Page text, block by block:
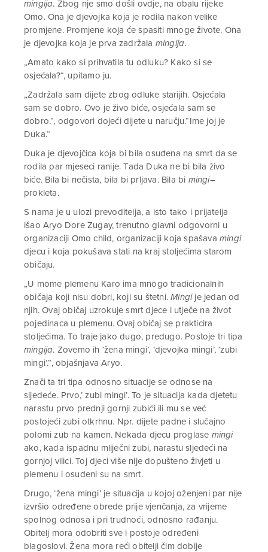
mingija. Zbog nje smo došli ovdje, na obalu rijeke
Omo. Ona je djevojka koja je rodila nakon velike
promjene. Promjene koja će spasiti mnoge živote. Ona
je djevojka koja je prva zadržala mingija.
„Amato kako si prihvatila tu odluku? Kako si se
osjećala?“, upitamo ju.
„Zadržala sam dijete zbog odluke starijih. Osjećala
sam se dobro. Ovo je živo biće, osjećala sam se
dobro.“, odgovori dojeći dijete u naručju.“Ime joj je
Duka.“
Duka je djevojčica koja bi bila osuđena na smrt da se
rodila par mjeseci ranije. Tada Duka ne bi bila živo
biće. Bila bi nečista, bila bi prljava. Bila bi mingi–
prokleta.
S nama je u ulozi prevoditelja, a isto tako i prijatelja
išao Aryo Dore Zugay, trenutno glavni odgovorni u
organizaciji Omo child, organizaciji koja spašava mingi
djecu i koja pokušava stati na kraj stoljećima starom
običaju.
„U mome plemenu Karo ima mnogo tradicionalnih
običaja koji nisu dobri, koji su štetni. Mingije jedan od
njih. Ovaj običaj uzrokuje smrt djece i utječe na život
pojedinaca u plemenu. Ovaj običaj se prakticira
stoljećima. To traje jako dugo, predugo. Postoje tri tipa
mingija. Zovemo ih ‘žena mingi’, ‘djevojka mingi’, ‘zubi
mingi’.“, objašnjava Aryo.
Znači ta tri tipa odnosno situacije se odnose na
sljedeće. Prvo,’ zubi mingi’. To je situacija kada djetetu
narastu prvo prednji gornji zubići ili mu se već
postojeći zubi otkrhnu. Npr. dijete padne i slučajno
polomi zub na kamen. Nekada djecu proglase mingi
ako, kada ispadnu mliječni zubi, narastu sljedeći na
gornjoj vilici. Toj djeci više nije dopušteno živjeti u
plemenu i osuđeni su na smrt.
Drugo, ‘žena mingi’ je situacija u kojoj oženjeni par nije
izvršio određene obrede prije vjenčanja, za vrijeme
spolnog odnosa i pri trudnoći, odnosno rađanju.
Obitelj mora odobriti sve i postoje određeni
blagoslovi. Žena mora reći obitelji čim dobije